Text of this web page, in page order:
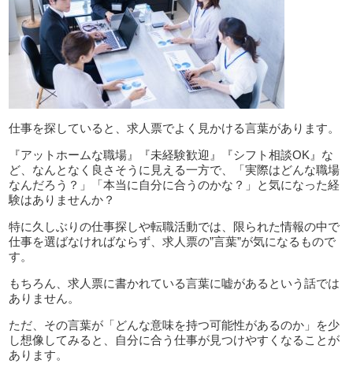
仕事を探していると、求人票でよく見かける言葉があります。
『アットホームな職場』『未経験歓迎』『シフト相談OK』な
ど、なんとなく良さそうに見える一方で、「実際はどんな職場
なんだろう？」「本当に自分に合うのかな？」と気になった経
験はありませんか？
特に久しぶりの仕事探しや転職活動では、限られた情報の中で
仕事を選ばなければならず、求人票の”言葉”が気になるもので
す。
もちろん、求人票に書かれている言葉に嘘があるという話では
ありません。
ただ、その言葉が「どんな意味を持つ可能性があるのか」を少
し想像してみると、自分に合う仕事が見つけやすくなることが
あります。